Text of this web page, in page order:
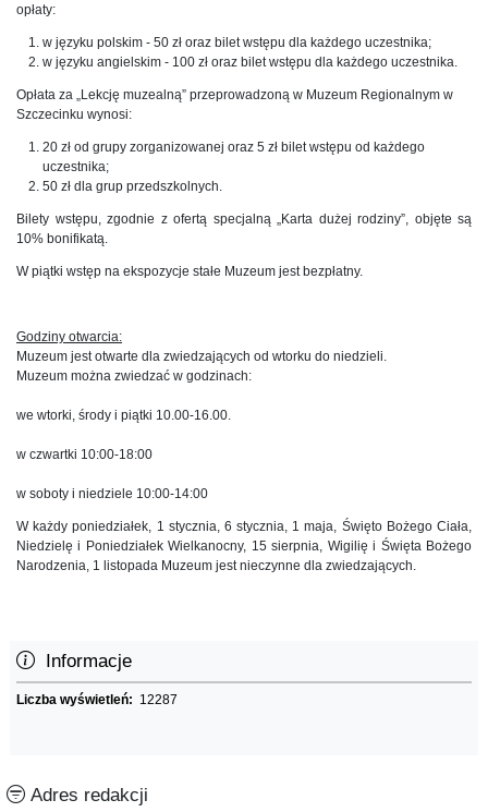
opłaty:
w języku polskim - 50 zł oraz bilet wstępu dla każdego uczestnika;
w języku angielskim - 100 zł oraz bilet wstępu dla każdego uczestnika.
Opłata za „Lekcję muzealną” przeprowadzoną w Muzeum Regionalnym w
Szczecinku wynosi:
20 zł od grupy zorganizowanej oraz 5 zł bilet wstępu od każdego
uczestnika;
50 zł dla grup przedszkolnych.
Bilety wstępu, zgodnie z ofertą specjalną „Karta dużej rodziny”, objęte są
10% bonifikatą.
W piątki wstęp na ekspozycje stałe Muzeum jest bezpłatny.
Godziny otwarcia:
Muzeum jest otwarte dla zwiedzających od wtorku do niedzieli.
Muzeum można zwiedzać w godzinach:
we wtorki, środy i piątki 10.00-16.00.
w czwartki 10:00-18:00
w soboty i niedziele 10:00-14:00
W każdy poniedziałek, 1 stycznia, 6 stycznia, 1 maja, Święto Bożego Ciała,
Niedzielę i Poniedziałek Wielkanocny, 15 sierpnia, Wigilię i Święta Bożego
Narodzenia, 1 listopada Muzeum jest nieczynne dla zwiedzających.
Informacje
Liczba wyświetleń: 12287
Adres redakcji